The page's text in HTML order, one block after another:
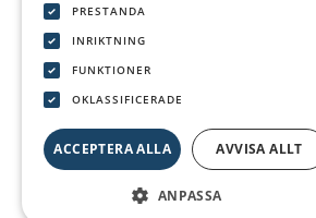
kombinera den med annan information som
du har tillhandahållit dem eller som de har
samlat in från din användning av deras
tjänster.Integritetspolicy
PRESTANDA
INRIKTNING
FUNKTIONER
OKLASSIFICERADE
ACCEPTERA ALLA AVVISA ALLT
ANPASSA